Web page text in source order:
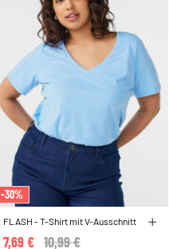
-30%
FLASH - T-Shirt mit V-Ausschnitt
Price reduced from
10,99 €
7,69 €